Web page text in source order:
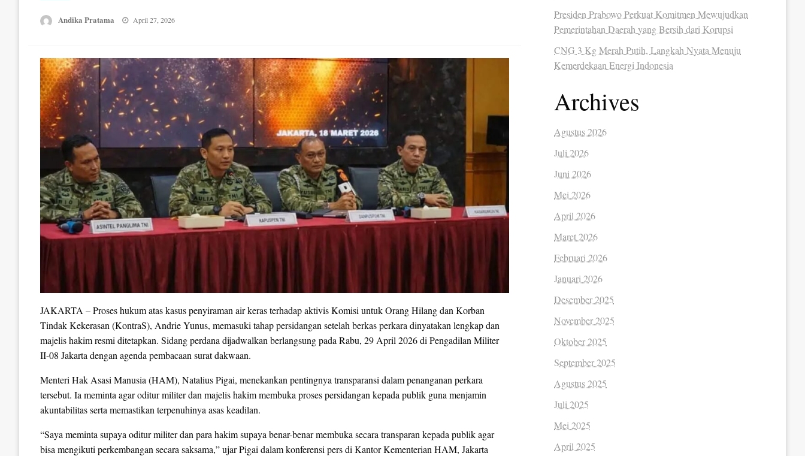
Andika Pratama
Posted
April 27, 2026
JAKARTA – Proses hukum atas kasus penyiraman air keras terhadap aktivis Komisi untuk Orang Hilang dan Korban
Tindak Kekerasan (KontraS), Andrie Yunus, memasuki tahap persidangan setelah berkas perkara dinyatakan lengkap dan
majelis hakim resmi ditetapkan. Sidang perdana dijadwalkan berlangsung pada Rabu, 29 April 2026 di Pengadilan Militer
II-08 Jakarta dengan agenda pembacaan surat dakwaan.
Menteri Hak Asasi Manusia (HAM), Natalius Pigai, menekankan pentingnya transparansi dalam penanganan perkara
tersebut. Ia meminta agar oditur militer dan majelis hakim membuka proses persidangan kepada publik guna menjamin
akuntabilitas serta memastikan terpenuhinya asas keadilan.
“Saya meminta supaya oditur militer dan para hakim supaya benar-benar membuka secara transparan kepada publik agar
bisa mengikuti perkembangan secara saksama,” ujar Pigai dalam konferensi pers di Kantor Kementerian HAM, Jakarta
Presiden Prabowo Perkuat Komitmen Mewujudkan
Pemerintahan Daerah yang Bersih dari Korupsi
CNG 3 Kg Merah Putih, Langkah Nyata Menuju
Kemerdekaan Energi Indonesia
Archives
Agustus 2026
Juli 2026
Juni 2026
Mei 2026
April 2026
Maret 2026
Februari 2026
Januari 2026
Desember 2025
November 2025
Oktober 2025
September 2025
Agustus 2025
Juli 2025
Mei 2025
April 2025